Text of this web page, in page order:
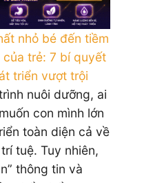
nhỏ bé đến tiềm
của trẻ: 7 bí quyết
triển vượt trội
nuôi dưỡng, ai
con mình lớn
toàn diện cả về
tuệ. Tuy nhiên,
thông tin và